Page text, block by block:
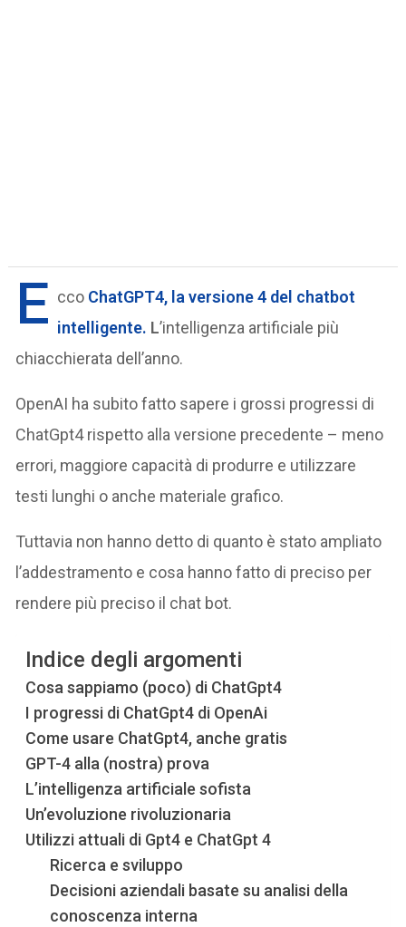
E cco ChatGPT4, la versione 4 del chatbot
intelligente. L’intelligenza artificiale più
chiacchierata dell’anno.
OpenAI ha subito fatto sapere i grossi progressi di
ChatGpt4 rispetto alla versione precedente – meno
errori, maggiore capacità di produrre e utilizzare
testi lunghi o anche materiale grafico.
Tuttavia non hanno detto di quanto è stato ampliato
l’addestramento e cosa hanno fatto di preciso per
rendere più preciso il chat bot.
Indice degli argomenti
Cosa sappiamo (poco) di ChatGpt4
I progressi di ChatGpt4 di OpenAi
Come usare ChatGpt4, anche gratis
GPT-4 alla (nostra) prova
L’intelligenza artificiale sofista
Un’evoluzione rivoluzionaria
Utilizzi attuali di Gpt4 e ChatGpt 4
Ricerca e sviluppo
Decisioni aziendali basate su analisi della
conoscenza interna